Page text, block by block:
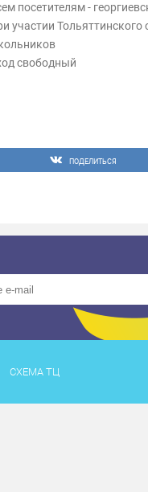
посетителям -
участии
свободный
ПОДЕЛИТЬСЯ
СХЕМА ТЦ